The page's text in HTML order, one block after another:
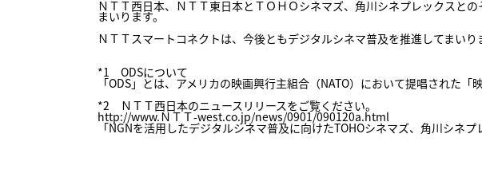
ＮＴＴ西日本、ＮＴＴ東日本とＴＯＨＯシネマズ、角川シネプレックスとの
まいります。
ＮＴＴスマートコネクトは、今後ともデジタルシネマ普及を推進してまいり
*1 ODSについて
「ODS」とは、アメリカの映画興行主組合（NATO）において提唱された
*2 ＮＴＴ西日本のニュースリリースをご覧ください。
http://www.ＮＴＴ-west.co.jp/news/0901/090120a.html
「NGNを活用したデジタルシネマ普及に向けたTOHOシネマズ、角川シネプ